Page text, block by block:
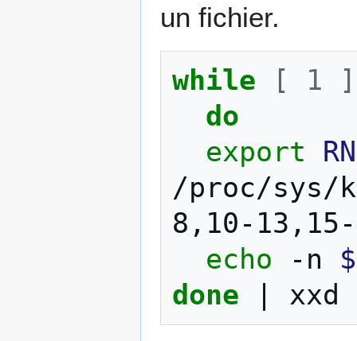
un fichier.
while [ 1
]
do
export
/proc/sys/
8,10-
echo
-n
done
xxd